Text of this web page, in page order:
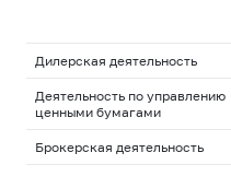
Дилерская деятельность
Деятельность по управлению
ценными бумагами
Брокерская деятельность